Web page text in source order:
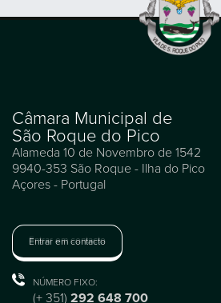
Câmara Municipal de
São Roque do Pico
Alameda 10 de Novembro de 1542
9940-353 São Roque - Ilha do Pico
Açores - Portugal
Entrar em contacto
NÚMERO FIXO:
(+ 351) 292 648 700